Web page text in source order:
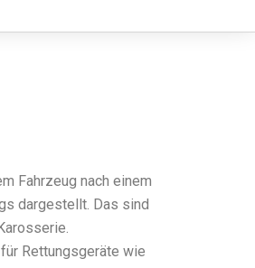
Fahrzeug nach einem
dargestellt. Das sind
Rettungsgeräte wie